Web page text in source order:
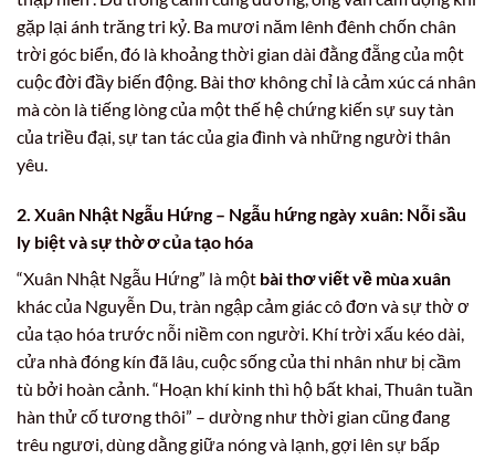
gặp lại ánh trăng tri kỷ. Ba mươi năm lênh đênh chốn chân
trời góc biển, đó là khoảng thời gian dài đằng đẵng của một
cuộc đời đầy biến động. Bài thơ không chỉ là cảm xúc cá nhân
mà còn là tiếng lòng của một thế hệ chứng kiến sự suy tàn
của triều đại, sự tan tác của gia đình và những người thân
yêu.
2. Xuân Nhật Ngẫu Hứng – Ngẫu hứng ngày xuân: Nỗi sầu
ly biệt và sự thờ ơ của tạo hóa
“Xuân Nhật Ngẫu Hứng” là một bài thơ viết về mùa xuân
khác của Nguyễn Du, tràn ngập cảm giác cô đơn và sự thờ ơ
của tạo hóa trước nỗi niềm con người. Khí trời xấu kéo dài,
cửa nhà đóng kín đã lâu, cuộc sống của thi nhân như bị cầm
tù bởi hoàn cảnh. “Hoạn khí kinh thì hộ bất khai, Thuân tuần
hàn thử cố tương thôi” – dường như thời gian cũng đang
trêu ngươi, dùng dằng giữa nóng và lạnh, gợi lên sự bấp